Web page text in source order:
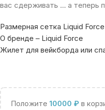
вас сдерживать … а теперь
Размерная сетка Liquid Force
О бренде – Liquid Force
Жилет для вейкборда или
Положите 10000 ₽ в